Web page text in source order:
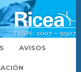
AVISOS